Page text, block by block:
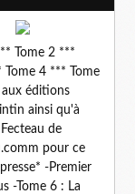
Tome 2 ***
Tome 4 *** Tome
éditions
ainsi qu'à
de
pour ce
-Premier
-Tome 6 : La